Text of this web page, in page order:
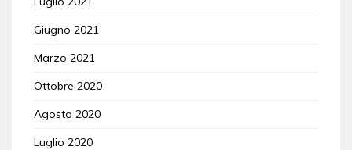
Giugno 2021
Marzo 2021
Ottobre 2020
Agosto 2020
Luglio 2020